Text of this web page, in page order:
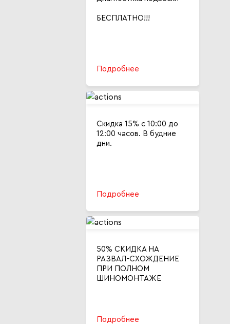
БЕСПЛАТНО!!!
Подробнее
Скидка 15% с 10:00 до
12:00 часов. В будние
дни.
Подробнее
50% СКИДКА НА
РАЗВАЛ-СХОЖДЕНИЕ
ПРИ ПОЛНОМ
ШИНОМОНТАЖЕ
Подробнее